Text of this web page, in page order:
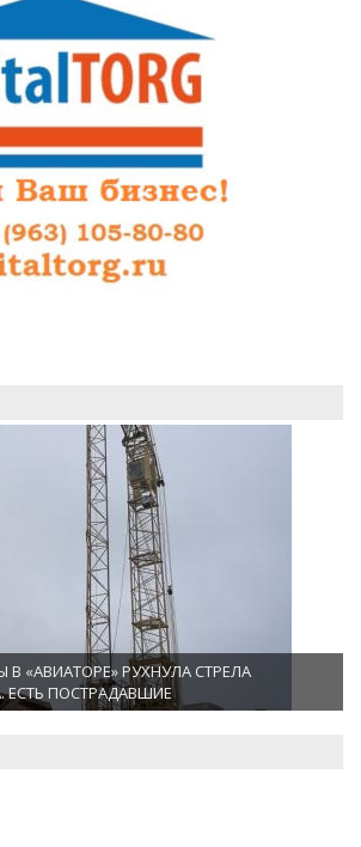
«АВИАТОРЕ» РУХНУЛА СТРЕЛА
ЕСТЬ ПОСТРАДАВШИЕ